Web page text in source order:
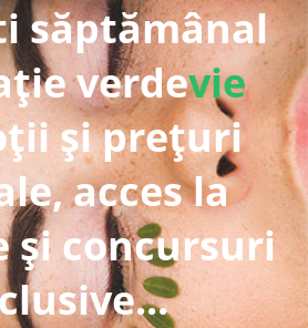
săptămânal
verdevie
și prețuri
acces la
și concursuri